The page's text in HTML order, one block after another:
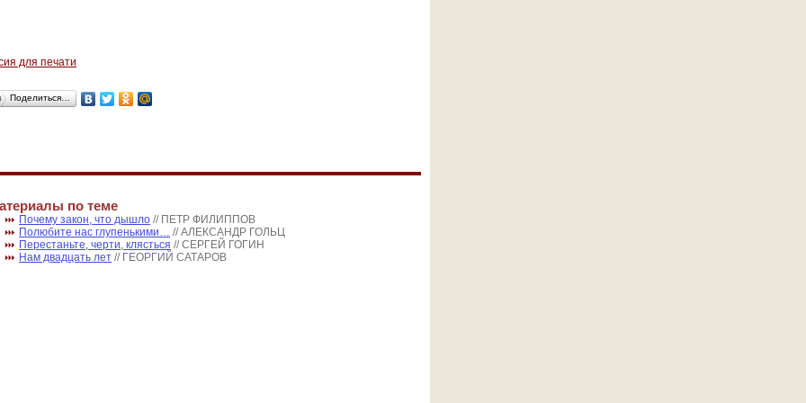
для печати
Поделиться…
по теме
Почему закон, что дышло // ПЕТР ФИЛИППОВ
Полюбите нас глупенькими… // АЛЕКСАНДР ГОЛЬЦ
Перестаньте, черти, клясться // СЕРГЕЙ ГОГИН
Нам двадцать лет // ГЕОРГИЙ САТАРОВ